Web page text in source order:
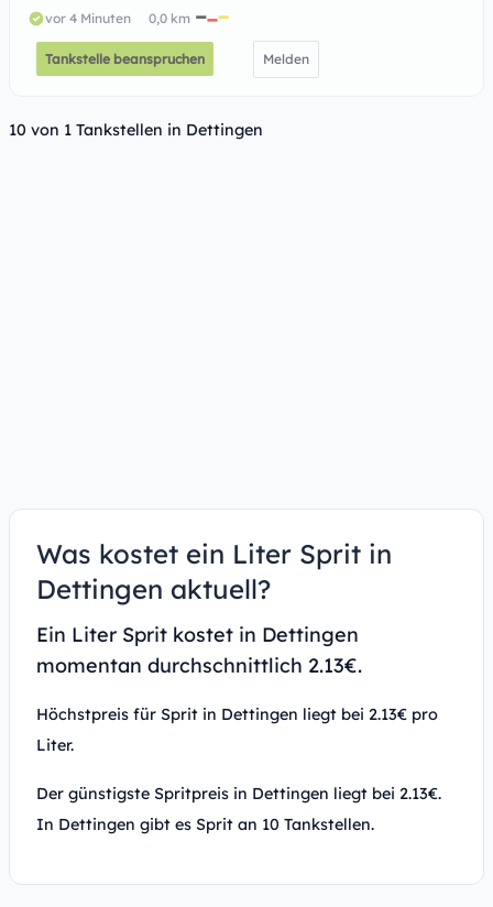
vor 4 Minuten 0,0 km
Tankstelle beanspruchen Melden
10 von 1 Tankstellen in Dettingen
Was kostet ein Liter Sprit in
Dettingen aktuell?
Ein Liter Sprit kostet in Dettingen
momentan durchschnittlich 2.13€.
Höchstpreis für Sprit in Dettingen liegt bei 2.13€ pro
Liter.
Der günstigste Spritpreis in Dettingen liegt bei 2.13€.
In Dettingen gibt es Sprit an 10 Tankstellen.